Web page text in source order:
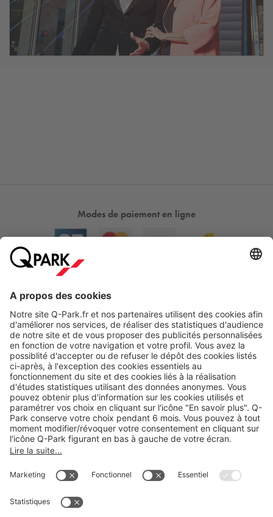
Modes de paiement en ligne
Nos produits
Nos services